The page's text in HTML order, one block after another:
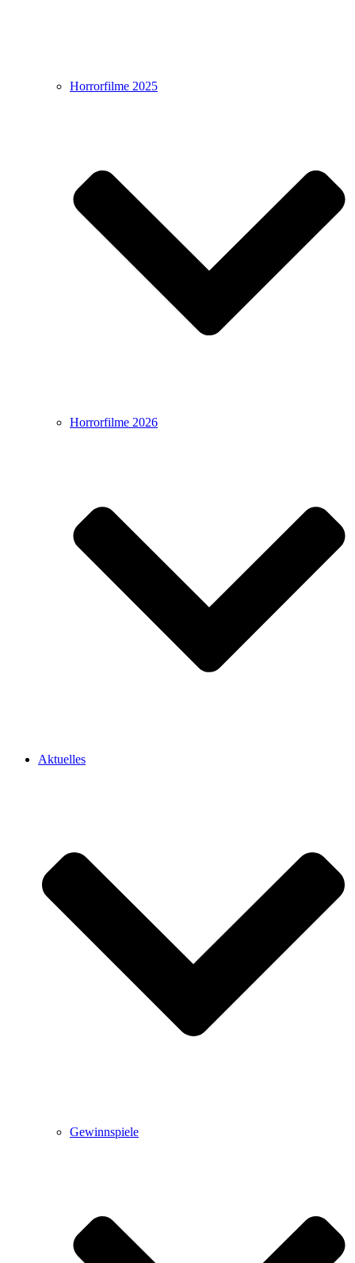
Horrorfilme 2025
Horrorfilme 2026
Aktuelles
Gewinnspiele